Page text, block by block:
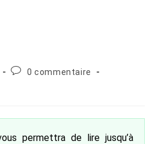
Commentaires
0 commentaire
permettra de lire jusqu’à